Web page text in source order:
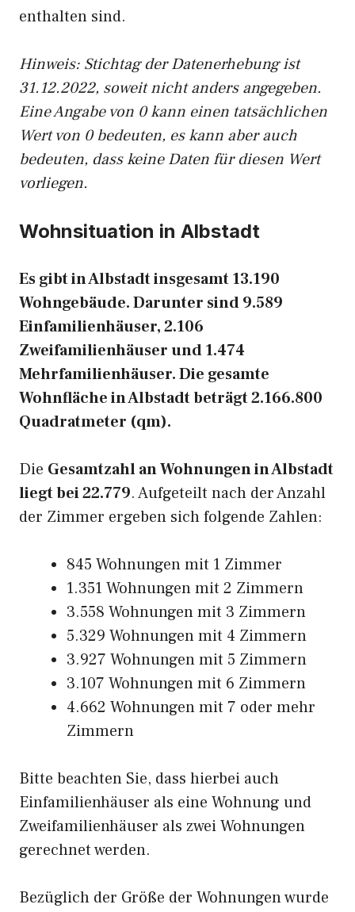
enthalten sind.
Hinweis: Stichtag der Datenerhebung ist
31.12.2022, soweit nicht anders angegeben.
Eine Angabe von 0 kann einen tatsächlichen
Wert von 0 bedeuten, es kann aber auch
bedeuten, dass keine Daten für diesen Wert
vorliegen.
Wohnsituation in Albstadt
Es gibt in Albstadt insgesamt 13.190
Wohngebäude. Darunter sind 9.589
Einfamilienhäuser, 2.106
Zweifamilienhäuser und 1.474
Mehrfamilienhäuser. Die gesamte
Wohnfläche in Albstadt beträgt 2.166.800
Quadratmeter (qm).
Die Gesamtzahl an Wohnungen in Albstadt
liegt bei 22.779. Aufgeteilt nach der Anzahl
der Zimmer ergeben sich folgende Zahlen:
845 Wohnungen mit 1 Zimmer
1.351 Wohnungen mit 2 Zimmern
3.558 Wohnungen mit 3 Zimmern
5.329 Wohnungen mit 4 Zimmern
3.927 Wohnungen mit 5 Zimmern
3.107 Wohnungen mit 6 Zimmern
4.662 Wohnungen mit 7 oder mehr
Zimmern
Bitte beachten Sie, dass hierbei auch
Einfamilienhäuser als eine Wohnung und
Zweifamilienhäuser als zwei Wohnungen
gerechnet werden.
Bezüglich der Größe der Wohnungen wurde